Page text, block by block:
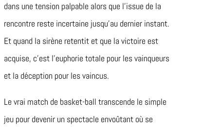
dans une tension palpable alors que l’issue de la
rencontre reste incertaine jusqu’au dernier instant.
Et quand la sirène retentit et que la victoire est
acquise, c’est l’euphorie totale pour les vainqueurs
et la déception pour les vaincus.
Le vrai match de basket-ball transcende le simple
jeu pour devenir un spectacle envoûtant où se